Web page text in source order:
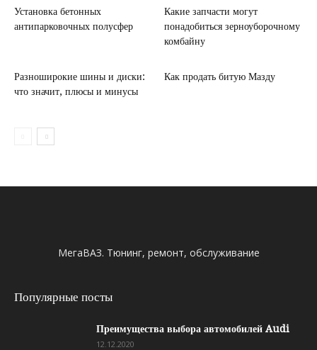
Установка бетонных
антипарковочных полусфер
Какие запчасти могут
понадобиться зерноуборочному
комбайну
Разноширокие шины и диски:
что значит, плюсы и минусы
Как продать битую Мазду
МегаВАЗ. Тюнинг, ремонт, обслуживание
Популярные посты
Преимущества выбора автомобилей Audi
12.12.2020